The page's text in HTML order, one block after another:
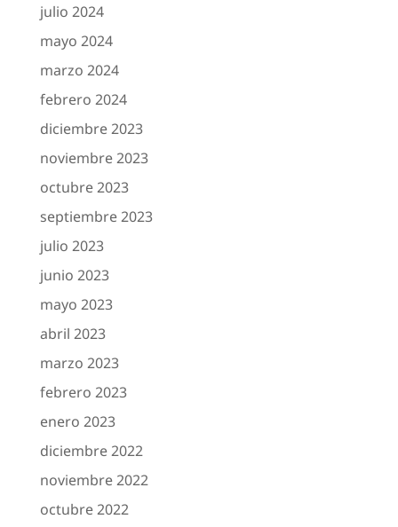
julio 2024
mayo 2024
marzo 2024
febrero 2024
diciembre 2023
noviembre 2023
octubre 2023
septiembre 2023
julio 2023
junio 2023
mayo 2023
abril 2023
marzo 2023
febrero 2023
enero 2023
diciembre 2022
noviembre 2022
octubre 2022